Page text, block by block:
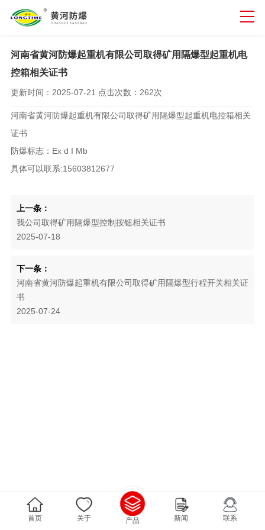
河南省黄河防爆起重机有限公司取得矿用隔爆型起重机电
控箱相关证书
更新时间： 2025-07-21 点击次数： 262次
河南省黄河防爆起重机有限公司取得矿用隔爆型起重机电控箱相关
证书
防爆标志：Ex d I Mb
具体可以联系:15603812677
上一条：
我公司取得矿用隔爆型控制按钮相关证书
2025-07-18
下一条：
河南省黄河防爆起重机有限公司取得矿用隔爆型行程开关相关证
书
2025-07-24
首页 关于 产品 新闻 联系